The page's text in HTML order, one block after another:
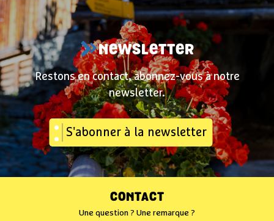
NEWSLETTER
Restons en contact, abonnez-vous à notre
newsletter.
S'abonner à la newsletter
CONTACT
Une question ? Une remarque ?